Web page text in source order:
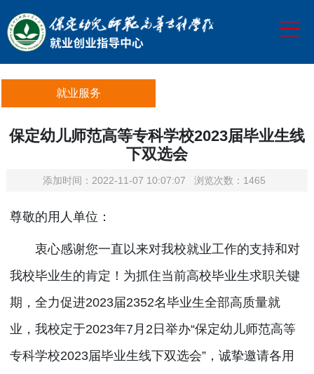
网站首页
创业大赛
招聘会
签约中心
关于我们
就业服务
保定幼儿师范高等专科学校2023届毕业生线
下双选会
添加时间：2022-11-07 10:07:07 浏览次数：1465
尊敬的用人单位：
衷心感谢您一直以来对我校就业工作的支持和对
我校毕业生的肯定！为抓住当前高校毕业生求职关键
期，全力促进2023届2352名毕业生全部高质量就
业，我校定于2023年7月2日举办“保定幼儿师范高等
专科学校2023届毕业生线下双选会”，诚挚邀请各用